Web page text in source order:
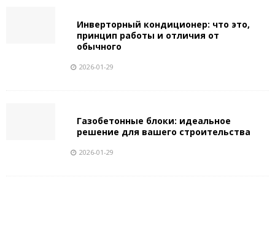
Инверторный кондиционер: что это,
принцип работы и отличия от
обычного
2026-01-29
Газобетонные блоки: идеальное
решение для вашего строительства
2026-01-29